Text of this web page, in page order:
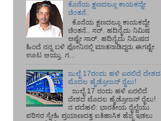
ಕೊನೆಯ ಕ್ಷಣದಲ್ಲೂ ಕಾಯಕದ್ದೇ
ಚಿಂತನೆ..
ಕೊನೆಯ ಕ್ಷಣದಲ್ಲೂ ಕಾಯಕದ್ದೇ
ಚಿಂತನೆ.. ಸರ್.‌ ಹದಿನೈದು ನಿಮಿಷ
ಅಷ್ಟೇ ಸಾರ್.‌ ಹದಿನೈದು ನಿಮಿಷದ
ಹಿಂದೆ ನನ್ನ ಬಳಿ ಫೋನಿನಲ್ಲಿ ಮಾತನಾಡಿದ್ದರು.ಈಗಷ್ಟೇ
ಊಟ ಆಯ್ತು. ಗ...
ಜುಲೈ 17ರಂದು ಹಳಿ ಏರಲಿದೆ ದೇಶದ
ಮೊದಲ ಹೈಡ್ರೋಜನ್ ರೈಲು!
ಜುಲೈ 17 ರಂದು ಹಳಿ ಏರಲಿದೆ
ದೇಶದ ಮೊದಲ ಹೈಡ್ರೋಜನ್ ರೈಲು!
ನ ವದೆಹಲಿ: ಭಾರತೀಯ ರೈಲ್ವೆಯು
ಪರಿಸರ ಸ್ನೇಹಿ ಪ್ರಯಾಣದತ್ತ ಐತಿಹಾಸಿಕ ಹೆಜ್ಜೆ ಇಡಲು